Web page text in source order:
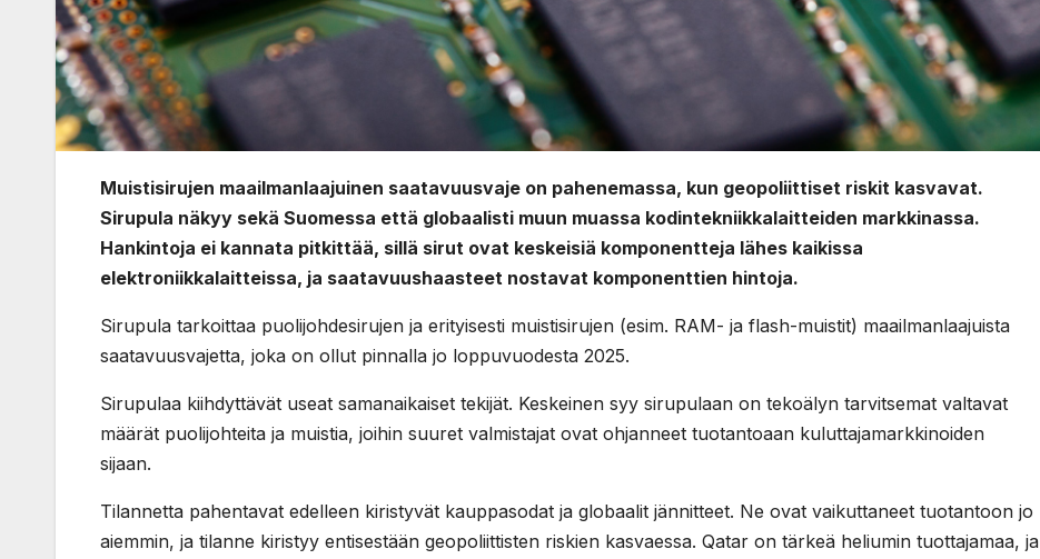
Muistisirujen maailmanlaajuinen saatavuusvaje on pahenemassa, kun geopoliittiset riskit kasvavat.
Sirupula näkyy sekä Suomessa että globaalisti muun muassa kodintekniikkalaitteiden markkinassa.
Hankintoja ei kannata pitkittää, sillä sirut ovat keskeisiä komponentteja lähes kaikissa
elektroniikkalaitteissa, ja saatavuushaasteet nostavat komponenttien hintoja.
Sirupula tarkoittaa puolijohdesirujen ja erityisesti muistisirujen (esim. RAM- ja flash-muistit) maailmanlaajuista
saatavuusvajetta, joka on ollut pinnalla jo loppuvuodesta 2025.
Sirupulaa kiihdyttävät useat samanaikaiset tekijät. Keskeinen syy sirupulaan on tekoälyn tarvitsemat valtavat
määrät puolijohteita ja muistia, joihin suuret valmistajat ovat ohjanneet tuotantoaan kuluttajamarkkinoiden
sijaan.
Tilannetta pahentavat edelleen kiristyvät kauppasodat ja globaalit jännitteet. Ne ovat vaikuttaneet tuotantoon jo
aiemmin, ja tilanne kiristyy entisestään geopoliittisten riskien kasvaessa. Qatar on tärkeä heliumin tuottajamaa, ja